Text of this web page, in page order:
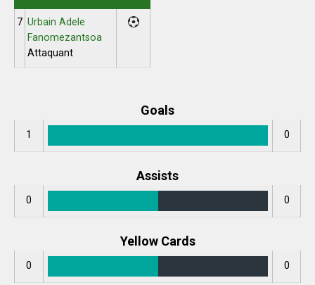
7 Urbain Adele
Fanomezantsoa
Attaquant
Goals
1 0
Assists
0 0
Yellow Cards
0 0